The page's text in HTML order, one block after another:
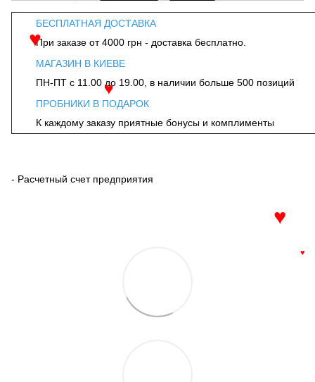
БЕСПЛАТНАЯ ДОСТАВКА
При заказе от 4000 грн - доставка бесплатно.
МАГАЗИН В КИЕВЕ
ПН-ПТ с 11.00 до 19.00, в наличии больше 500 позиций
ПРОБНИКИ В ПОДАРОК
К каждому заказу приятные бонусы и комплименты
- Расчетный счет предприятия
♥
♥
♥